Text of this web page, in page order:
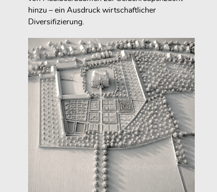
hinzu – ein Ausdruck wirtschaftlicher
Diversifizierung.